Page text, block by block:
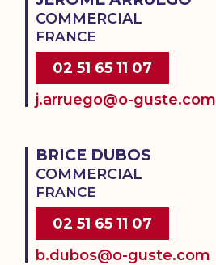
COMMERCIAL
FRANCE
02 51 65 11 07
j.arruego@o-guste.com
BRICE DUBOS
COMMERCIAL
FRANCE
02 51 65 11 07
b.dubos@o-guste.com